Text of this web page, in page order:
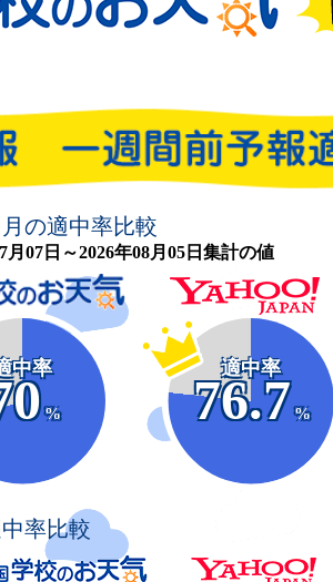
の適中率比較
月07日～2026年08月05日集計の値
中率
%
適中率
76.7
%
率比較